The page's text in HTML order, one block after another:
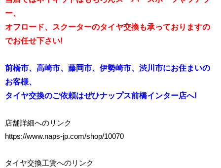
ー、
オフロード、スクーターのタイヤ交換も承っておりますの
でお任せ下さい!
前橋市、高崎市、藤岡市、伊勢崎市、渋川市にお住まいの
お客様、
タイヤ交換のご依頼はぜひナップス前橋インター店へ!
店舗詳細へのリンク
https://www.naps-jp.com/shop/10070
タイヤ交換工賃へのリンク